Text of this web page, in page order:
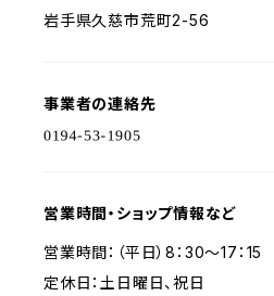
岩手県久慈市荒町2-56
事業者の連絡先
営業時間・ショップ情報など
営業時間：（平日）8：30～17：15
定休日：土日曜日、祝日